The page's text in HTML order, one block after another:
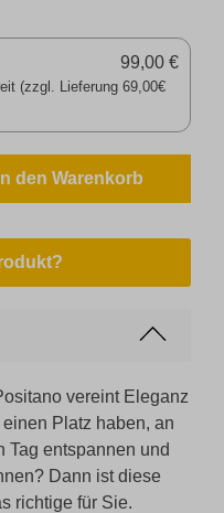
(zzgl. Lieferung 69,00€
99,00 €
In den Warenkorb
vereint Eleganz
Platz haben, an
Tag entspannen und
Dann ist diese
richtige für Sie.